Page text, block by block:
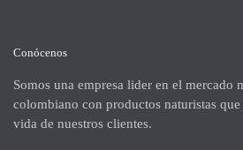
Conócenos
Somos una empresa lider en el mercado
colombiano con productos naturistas
vida de nuestros clientes.